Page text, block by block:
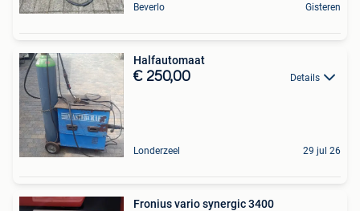
Beverlo Gisteren
Halfautomaat
€ 250,00 Details
Londerzeel 29 jul 26
Fronius vario synergic 3400